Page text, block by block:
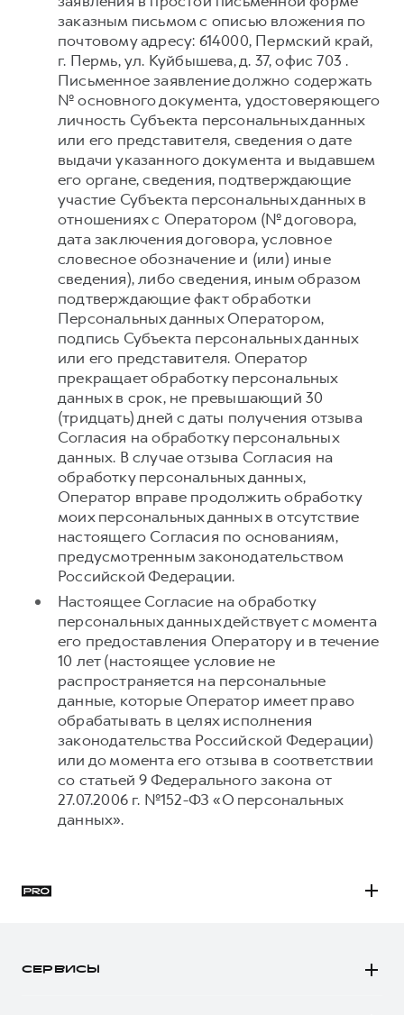
заказным письмом с описью вложения по
почтовому адресу: 614000, Пермский край,
г. Пермь, ул. Куйбышева, д. 37, офис 703 .
Письменное заявление должно содержать
№ основного документа, удостоверяющего
личность Субъекта персональных данных
или его представителя, сведения о дате
выдачи указанного документа и выдавшем
его органе, сведения, подтверждающие
участие Субъекта персональных данных в
отношениях с Оператором (№ договора,
дата заключения договора, условное
словесное обозначение и (или) иные
сведения), либо сведения, иным образом
подтверждающие факт обработки
Персональных данных Оператором,
подпись Субъекта персональных данных
или его представителя. Оператор
прекращает обработку персональных
данных в срок, не превышающий 30
(тридцать) дней с даты получения отзыва
Согласия на обработку персональных
данных. В случае отзыва Согласия на
обработку персональных данных,
Оператор вправе продолжить обработку
моих персональных данных в отсутствие
настоящего Согласия по основаниям,
предусмотренным законодательством
Российской Федерации.
Настоящее Согласие на обработку
персональных данных действует с момента
его предоставления Оператору и в течение
10 лет (настоящее условие не
распространяется на персональные
данные, которые Оператор имеет право
обрабатывать в целях исполнения
законодательства Российской Федерации)
или до момента его отзыва в соответствии
со статьей 9 Федерального закона от
27.07.2006 г. №152-ФЗ «О персональных
данных».
СЕРВИСЫ